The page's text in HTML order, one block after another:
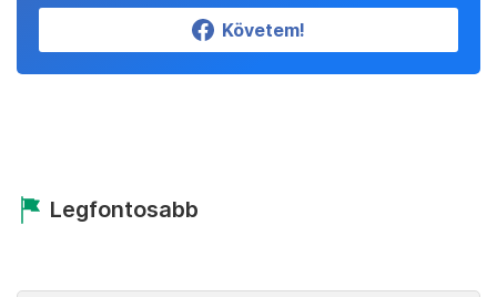
Követem!
Legfontosabb